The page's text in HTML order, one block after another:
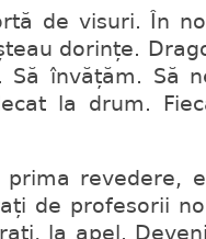
de visuri. În noi
dorințe.
Să învățăm. Să
la drum.
revedere,
de profesorii
la apel.